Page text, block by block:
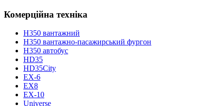
Комерційна техніка
H350 вантажний
H350 вантажно-пасажирський фургон
H350 автобус
HD35
HD35City
ЕХ-6
EX8
ЕХ-10
Universe